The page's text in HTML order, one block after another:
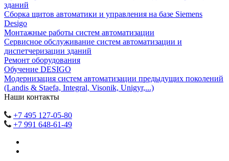
зданий
Сборка щитов автоматики и управления на базе Siemens
Desigo
Монтажные работы систем автоматизации
Сервисное обслуживание систем автоматизации и
диспетчеризации зданий
Ремонт оборудования
Обучение DESIGO
Модернизация систем автоматизации предыдущих поколений
(Landis & Staefa, Integral, Visonik, Unigyr,...)
Наши контакты
+7 495 127-05-80
+7 991 648-61-49